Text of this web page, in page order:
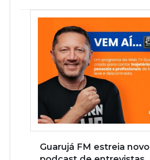
Guarujá FM estreia novo